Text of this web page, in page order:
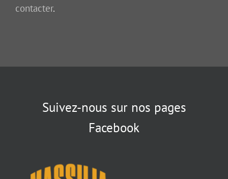
contacter.
Suivez-nous sur nos pages
Facebook